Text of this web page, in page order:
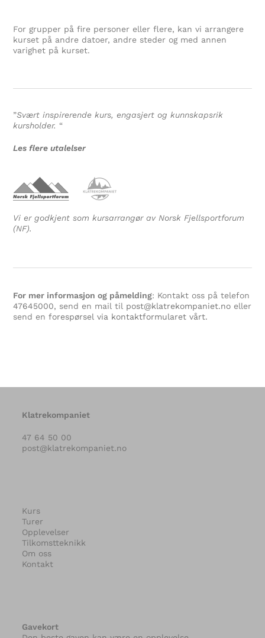
For grupper på fire personer eller flere, kan vi arrangere
kurset på andre datoer, andre steder og med annen
varighet på kurset.
”Svært inspirerende kurs, engasjert og kunnskapsrik
kursholder.“
Les flere utalelser
Vi er godkjent som kursarrangør av Norsk Fjellsportforum
(NF).
For mer informasjon og påmelding: Kontakt oss på telefon
47645000, send en mail til post@klatrekompaniet.no eller
send enforespørsel via kontaktformularet vårt.
Klatrekompaniet
47 64 50 00
post@klatrekompaniet.no
Kurs
Turer
Opplevelser
Tilkomstteknikk
Om oss
Kontakt
Gavekort